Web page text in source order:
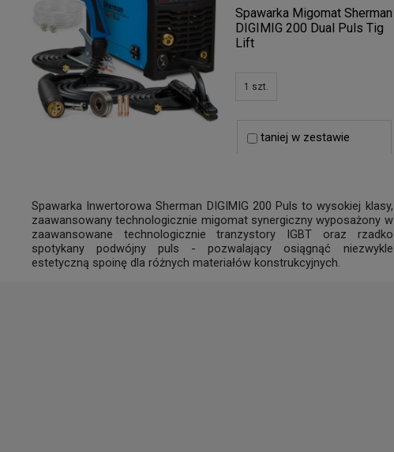
Spawarka Migomat Sherman
DIGIMIG 200 Dual Puls Tig
Lift
1 szt.
taniej w zestawie
Spawarka Inwertorowa Sherman DIGIMIG 200 Puls to wysokiej klasy,
zaawansowany technologicznie migomat synergiczny wyposażony w
zaawansowane technologicznie tranzystory IGBT oraz rzadko
spotykany podwójny puls - pozwalający osiągnąć niezwykle
estetyczną spoinę dla różnych materiałów konstrukcyjnych.